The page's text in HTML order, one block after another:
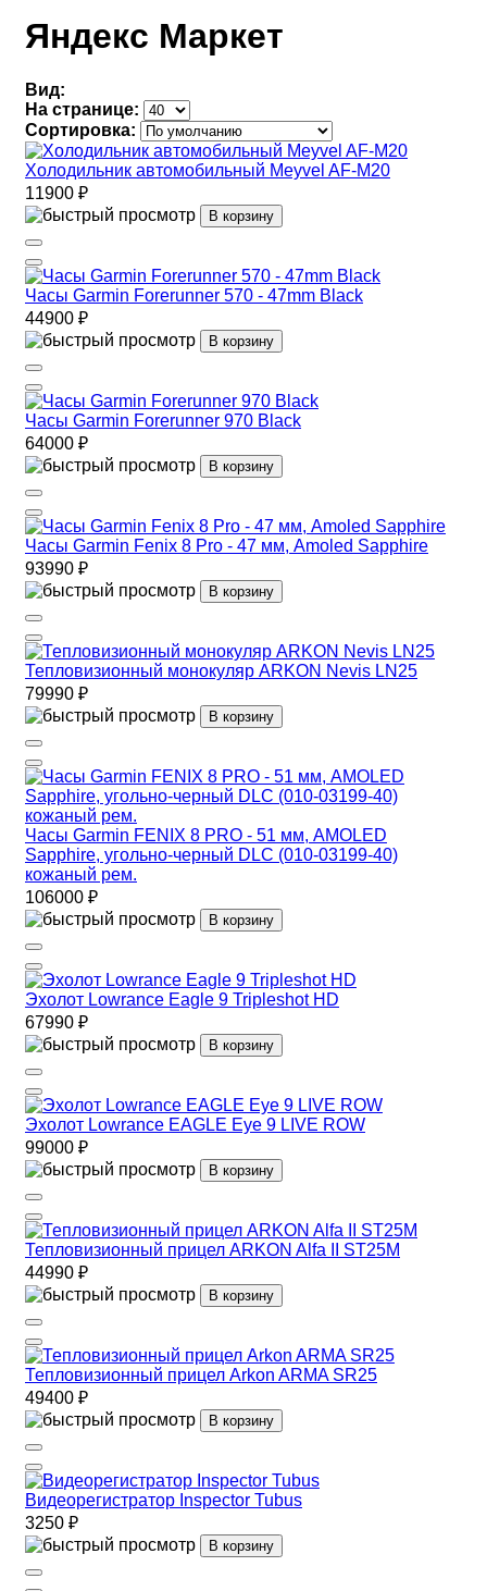
Яндекс Маркет
Вид:
На странице:
Сортировка:
Холодильник автомобильный Meyvel AF-M20
11900 ₽
В корзину
Часы Garmin Forerunner 570 - 47mm Black
44900 ₽
В корзину
Часы Garmin Forerunner 970 Black
64000 ₽
В корзину
Часы Garmin Fenix 8 Pro - 47 мм, Amoled Sapphire
93990 ₽
В корзину
Тепловизионный монокуляр ARKON Nevis LN25
79990 ₽
В корзину
Часы Garmin FENIX 8 PRO - 51 мм, AMOLED
Sapphire, угольно-черный DLC (010-03199-40)
кожаный рем.
106000 ₽
В корзину
Эхолот Lowrance Eagle 9 Tripleshot HD
67990 ₽
В корзину
Эхолот Lowrance EAGLE Eye 9 LIVE ROW
99000 ₽
В корзину
Тепловизионный прицел ARKON Alfa II ST25M
44990 ₽
В корзину
Тепловизионный прицел Arkon ARMA SR25
49400 ₽
В корзину
Видеорегистратор Inspector Tubus
3250 ₽
В корзину